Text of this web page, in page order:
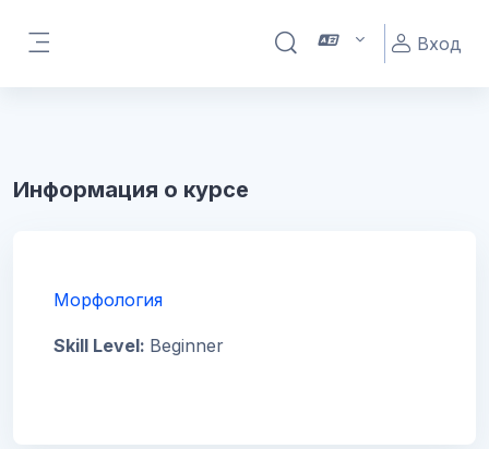
Изменить данныеВход
Информация о курсе
Морфология
Skill Level: Beginner